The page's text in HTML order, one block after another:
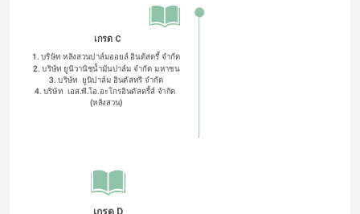
1. บริษัท หลังสวนปาล์มออยล์ อินดัสตรี้ จำกัด
2. บริษัท ยูนิวานิชน้ำมันปาล์ม จำกัด มหาชน
3. บริษัท  ยูนิปาล์ม อินดัสทรี จํากัด
4. บริษัท  เอส.พี.โอ.อะโกรอินดัสตรี้ส์ จํากัด
(หลังสวน)
เกรด C
เกรด D